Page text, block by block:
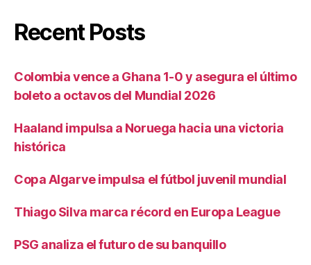
Recent Posts
Colombia vence a Ghana 1-0 y asegura el último
boleto a octavos del Mundial 2026
Haaland impulsa a Noruega hacia una victoria
histórica
Copa Algarve impulsa el fútbol juvenil mundial
Thiago Silva marca récord en Europa League
PSG analiza el futuro de su banquillo